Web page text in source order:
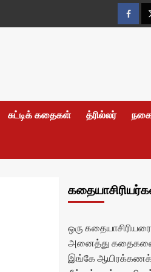
சுட்டிக் கதைகள் த்ரில்லர்
ஒரு
அனைத்து
இங்கே